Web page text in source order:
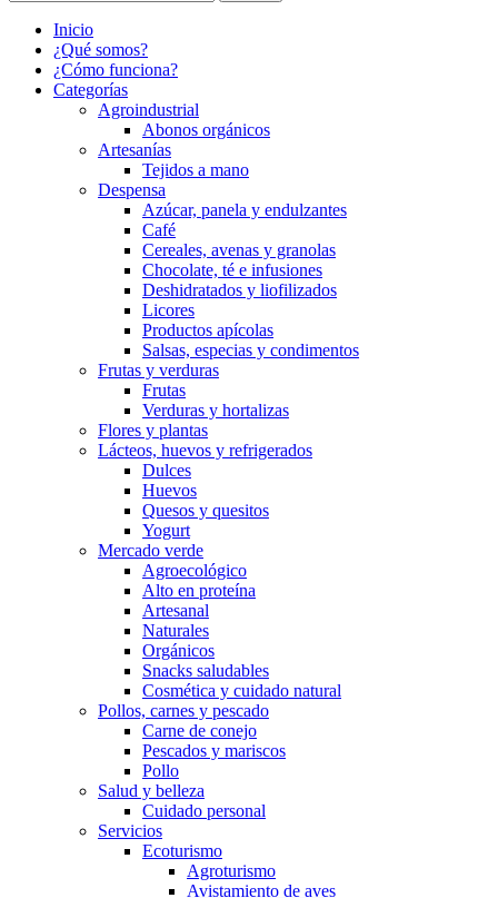
Inicio
¿Qué somos?
¿Cómo funciona?
Categorías
Agroindustrial
Abonos orgánicos
Artesanías
Tejidos a mano
Despensa
Azúcar, panela y endulzantes
Café
Cereales, avenas y granolas
Chocolate, té e infusiones
Deshidratados y liofilizados
Licores
Productos apícolas
Salsas, especias y condimentos
Frutas y verduras
Frutas
Verduras y hortalizas
Flores y plantas
Lácteos, huevos y refrigerados
Dulces
Huevos
Quesos y quesitos
Yogurt
Mercado verde
Agroecológico
Alto en proteína
Artesanal
Naturales
Orgánicos
Snacks saludables
Cosmética y cuidado natural
Pollos, carnes y pescado
Carne de conejo
Pescados y mariscos
Pollo
Salud y belleza
Cuidado personal
Servicios
Ecoturismo
Agroturismo
Avistamiento de aves